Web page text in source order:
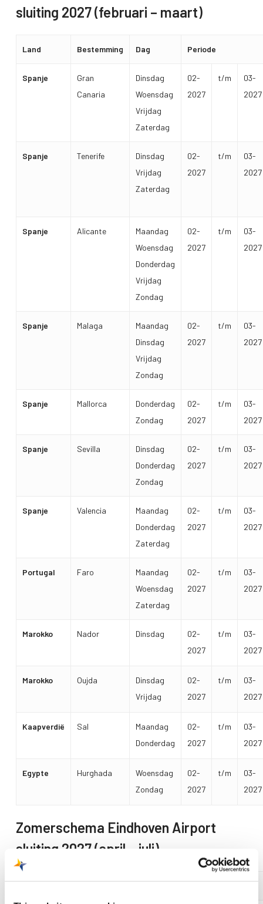
sluiting 2027 (februari – maart)
Land Bestemming Dag Periode
Spanje
Gran
Canaria
Dinsdag
Woensdag
Vrijdag
Zaterdag
02-
2027
t/m
03-
2027
Spanje Tenerife
Dinsdag
Vrijdag
Zaterdag
02-
2027
t/m
03-
2027
Spanje Alicante
Maandag
Woensdag
Donderdag
Vrijdag
Zondag
02-
2027
t/m
03-
2027
Spanje Malaga
Maandag
Dinsdag
Vrijdag
Zondag
02-
2027
t/m
03-
2027
Spanje Mallorca
Donderdag
Zondag
02-
2027
t/m
03-
2027
Spanje Sevilla
Dinsdag
Donderdag
Zondag
02-
2027
t/m
03-
2027
Spanje Valencia
Maandag
Donderdag
Zaterdag
02-
2027
t/m
03-
2027
Portugal Faro
Maandag
Woensdag
Zaterdag
02-
2027
t/m
03-
2027
Marokko Nador Dinsdag
02-
2027
t/m
03-
2027
Marokko Oujda
Dinsdag
Vrijdag
02-
2027
t/m
03-
2027
Kaapverdië Sal
Maandag
Donderdag
02-
2027
t/m
03-
2027
Egypte Hurghada
Woensdag
Zondag
02-
2027
t/m
03-
2027
Zomerschema Eindhoven Airport
sluiting 2027 (april – juli)